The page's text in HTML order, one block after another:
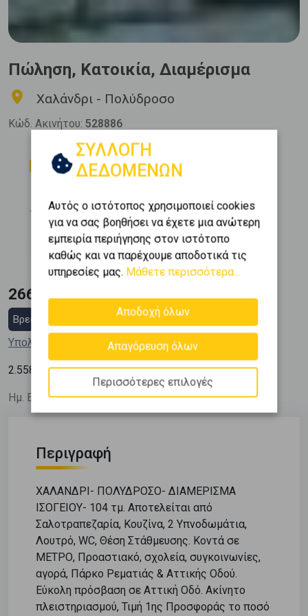
Πώληση, Κατοικία, Διαμέρισμα
Χαλάνδρι - Πολύδροσο
Κώδ. Ακινήτου: 528886
Δωμάτια
2
1
Όροφος
0 (Ισόγειο)
Θέση Στάθμευσης
1
Εμβαδόν
104 m2
Κατασκευή
1985
266.000 €
Βρες στεγαστικό δάνειο
Υπολόγισε τη δόση μου
2.558 € / m2
Ημ. Ενημέρωσης: 22/07/26
Περιγραφή
ΧΑΛΑΝΔΡΙ- ΠΟΛΥΔΡΟΣΟ- ΔΙΑΜΕΡΙΣΜΑ
ΙΣΟΓΕΙΟΥ- 104 τμ. Αποτελείται από
Σαλοτραπεζαρία, Κουζίνα, 2 Υπνοδωμάτια,
Λουτρό, WC, Θέση Στάθμευσης. Κοντά σε
ΜΕΤΡΟ, Προαστιακό, σχολεία, συγκοινωνίες,
αγορά, Πάρκο Ρεματιάς & Αττικής Οδού.
Εύκολη πρόσβαση σε Αττική Οδό. Ακίνητο
πλειστηριασμού, Τιμή 1ης Προσφοράς το ποσό
ΣΥΛΛΟΓΗ
ΔΕΔΟΜΕΝΩΝ
Αυτός ο ιστότοπος χρησιμοποιεί cookies
για να σας βοηθήσει να έχετε μια ανώτερη
εμπειρία περιήγησης στον ιστότοπο
καθώς και να παρέχουμε αποδοτικά τις
υπηρεσίες μας. Μάθετε περισσότερα...
Αποδοχή όλων
Απαγόρευση όλων
Περισσότερες επιλογές